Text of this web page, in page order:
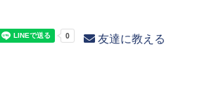
友達に教える